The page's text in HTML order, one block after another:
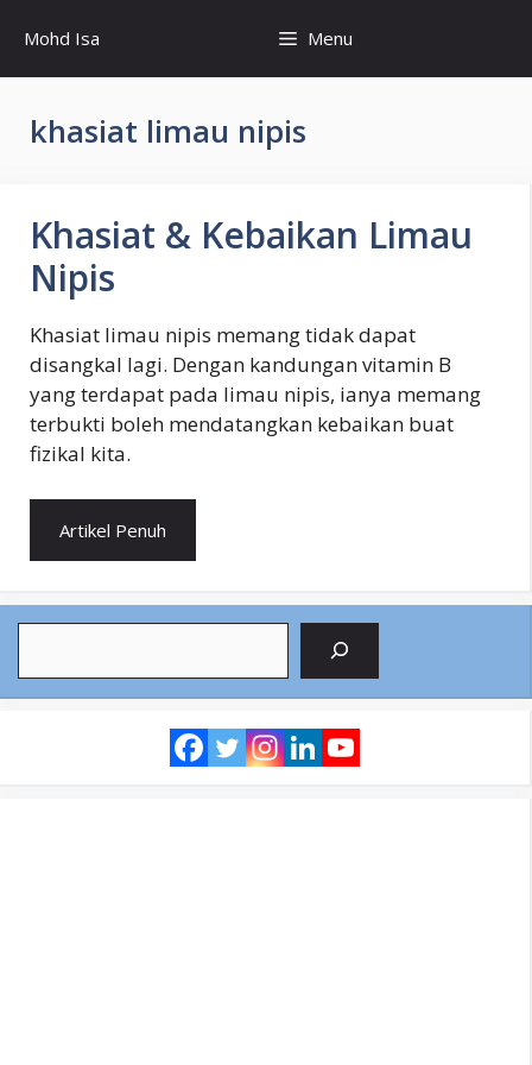
content
Mohd Isa Menu
khasiat limau nipis
Khasiat & Kebaikan Limau
Nipis
Khasiat limau nipis memang tidak dapat
disangkal lagi. Dengan kandungan vitamin B
yang terdapat pada limau nipis, ianya memang
terbukti boleh mendatangkan kebaikan buat
fizikal kita.
Artikel Penuh